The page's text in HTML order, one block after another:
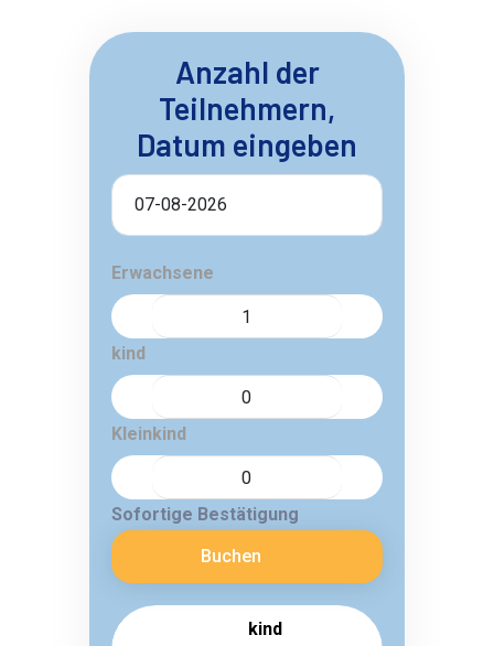
Anzahl der
Teilnehmern,
Datum eingeben
Erwachsene
kind
Kleinkind
Sofortige Bestätigung
Buchen
kind